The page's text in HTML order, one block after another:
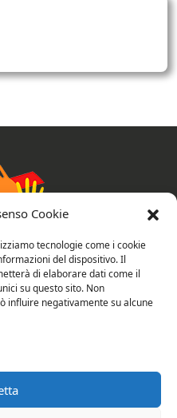
Cookie
tecnologie come i cookie
del dispositivo. Il
di elaborare dati come il
su questo sito. Non
influire negativamente su alcune
Connesse
del sito